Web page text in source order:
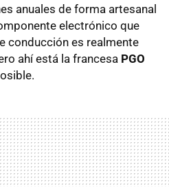
anuales de forma artesanal
electrónico que
conducción es realmente
ahí está la francesa PGO